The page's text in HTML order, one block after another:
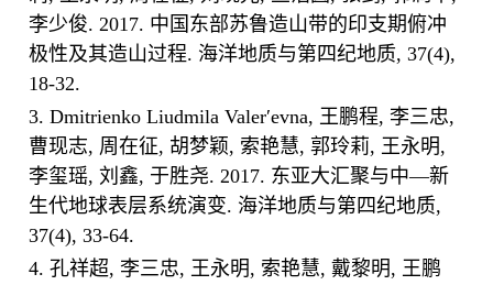
李少俊. 2017. 中国东部苏鲁造山带的印支期俯冲
极性及其造山过程. 海洋地质与第四纪地质, 37(4),
18-32.
3. Dmitrienko Liudmila Valer′evna, 王鹏程, 李三忠,
曹现志, 周在征, 胡梦颖, 索艳慧, 郭玲莉, 王永明,
李玺瑶, 刘鑫, 于胜尧. 2017. 东亚大汇聚与中—新
生代地球表层系统演变. 海洋地质与第四纪地质,
37(4), 33-64.
4. 孔祥超, 李三忠, 王永明, 索艳慧, 戴黎明, 王鹏